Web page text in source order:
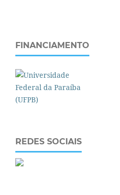
FINANCIAMENTO
REDES SOCIAIS